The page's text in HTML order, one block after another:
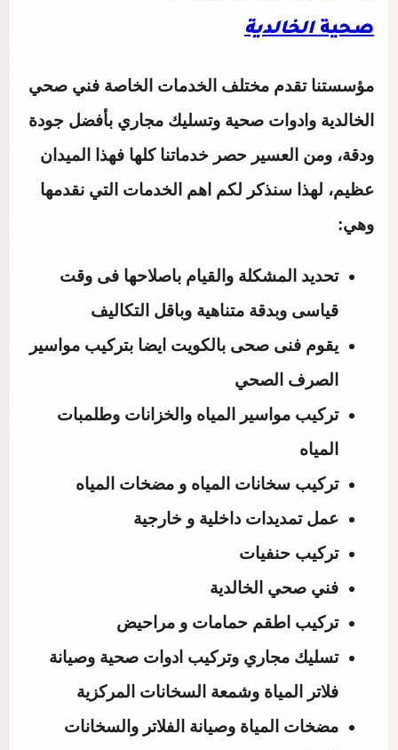
صحيةالخالدية
مؤسستنا تقدم مختلف الخدمات الخاصةفني صحي
الخالدية وادوات صحية وتسليك مجاري بأفضل جودة
ودقة، ومن العسير حصر خدماتنا كلها فهذا الميدان
عظيم، لهذا سنذكر لكم اهم الخدمات التي نقدمها
وهي:
تحديد المشكلة والقيام باصلاحها فى وقت
قياسى وبدقة متناهية وباقل التكاليف
يقوم فنى صحى بالكويت ايضا بتركيب مواسير
الصرف الصحي
تركيب مواسير المياه والخزانات وطلمبات
المياه
تركيب سخانات المياه و مضخات المياه
عمل تمديدات داخلية و خارجية
تركيب حنفيات
فني صحي الخالدية
تركيب اطقم حمامات و مراحيض
تسليك مجاري وتركيب ادوات صحية وصيانة
فلاتر المياة وشمعة السخانات المركزية
مضخات المياة وصيانة الفلاتر والسخانات